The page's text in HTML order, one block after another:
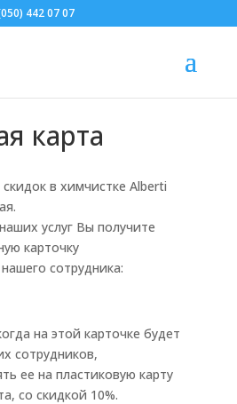
442 07 07
карта
в химчистке Alberti
услуг Вы получите
карточку
сотрудника:
на этой карточке будет
сотрудников,
ее на пластиковую карту
со скидкой 10%.